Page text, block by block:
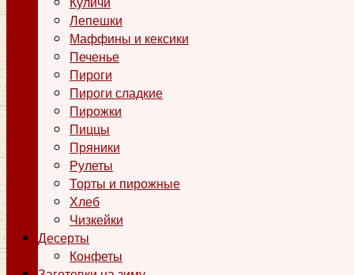
Лепешки
Маффины и кексики
Печенье
Пироги
Пироги сладкие
Пирожки
Пиццы
Пряники
Рулеты
Торты и пирожные
Хлеб
Чизкейки
Десерты
Конфеты